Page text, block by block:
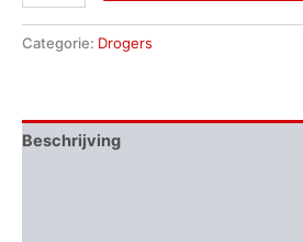
Categorie: Drogers
Beschrijving